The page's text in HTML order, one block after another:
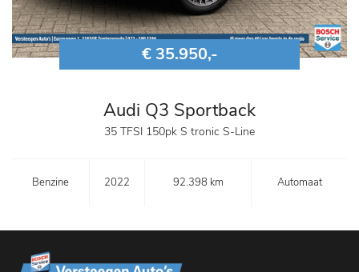
€ 35.950,-
Audi Q3 Sportback
35 TFSI 150pk S tronic S-Line
Benzine 2022 92.398 km Automaat